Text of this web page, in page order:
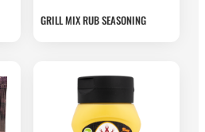
GRILL MIX RUB SEASONING